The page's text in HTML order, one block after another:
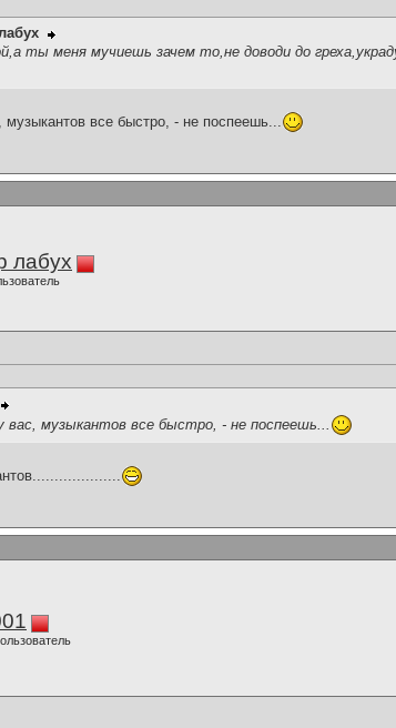
ты меня мучиешь зачем то,не доводи до
музыкантов все быстро, - не поспеешь...
лабух
вас, музыкантов все быстро, - не поспеешь...